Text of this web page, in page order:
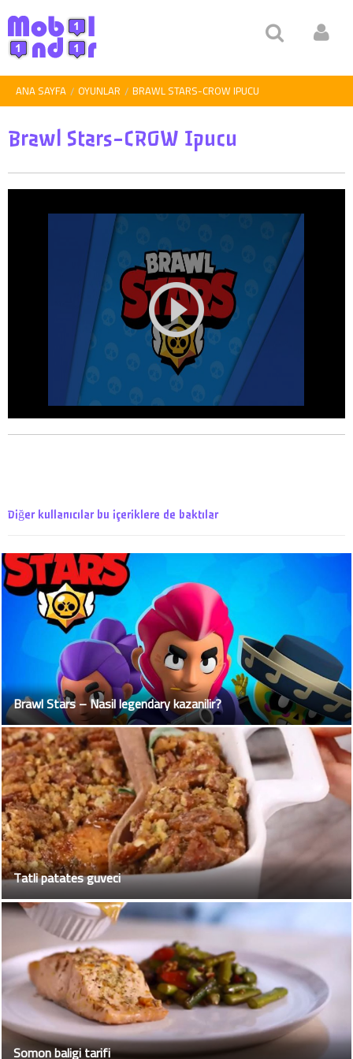
ANA SAYFA OYUNLAR BRAWL STARS-CROW IPUCU
Brawl Stars-CROW Ipucu
Diğer kullanıcılar bu içeriklere de baktılar
Brawl Stars – Nasil legendary kazanilir?
Tatli patates guveci
Somon baligi tarifi